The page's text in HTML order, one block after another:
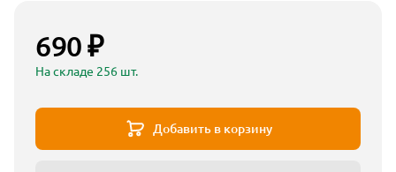
690 ₽
На складе 256 шт.
Добавить в корзину